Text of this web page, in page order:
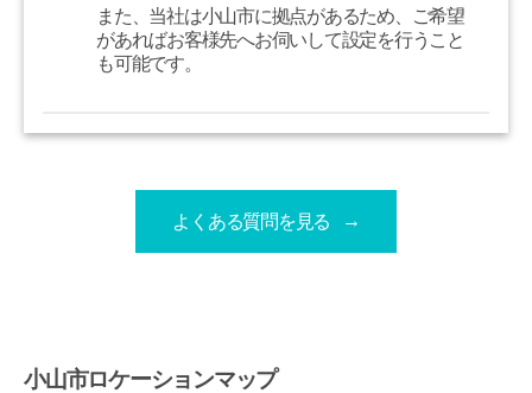
また、当社は小山市に拠点があるため、ご希望
があればお客様先へお伺いして設定を行うこと
も可能です。
よくある質問を見る
小山市ロケーションマップ